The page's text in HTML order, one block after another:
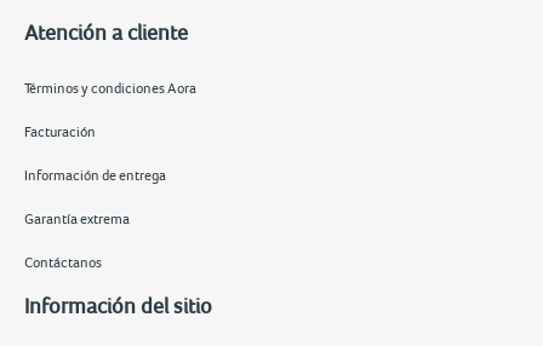
Atención a cliente
Términos y condiciones Aora
Facturación
Información de entrega
Garantía extrema
Contáctanos
Información del sitio